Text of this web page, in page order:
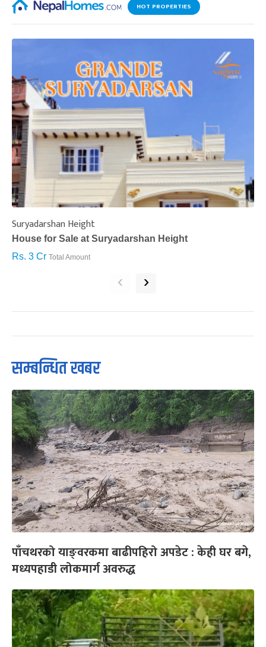
HOT PROPERTIES
Suryadarshan Height
House for Sale at Suryadarshan Height
Rs. 3 Cr Total Amount
‹ ›
सम्बन्धित खबर
पाँचथरको याङ्वरकमा बाढीपहिरो अपडेट : केही घर बगे,
मध्यपहाडी लोकमार्ग अवरुद्ध